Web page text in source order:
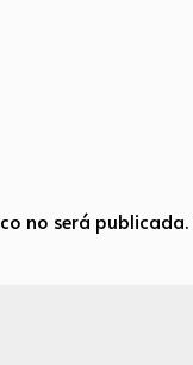
no será publicada.